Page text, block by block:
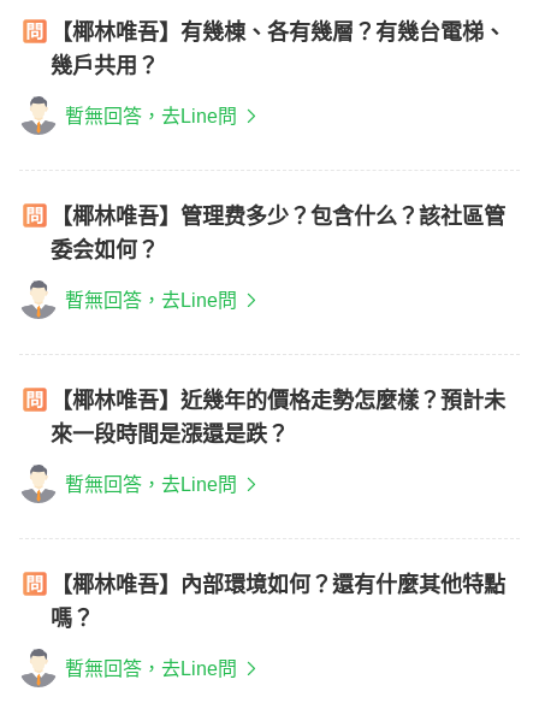
【椰林唯吾】有幾棟、各有幾層？有幾台電梯、
幾戶共用？
暫無回答，去Line問
【椰林唯吾】管理费多少？包含什么？該社區管
委会如何？
暫無回答，去Line問
【椰林唯吾】近幾年的價格走勢怎麼樣？預計未
來一段時間是漲還是跌？
暫無回答，去Line問
【椰林唯吾】內部環境如何？還有什麼其他特點
嗎？
暫無回答，去Line問